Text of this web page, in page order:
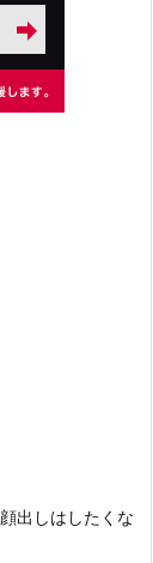
顔出しはしたくな